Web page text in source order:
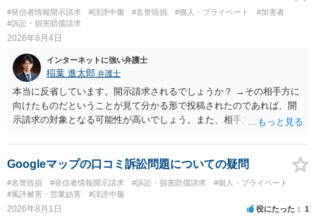
#発信者情報開示請求 #誹謗中傷 #名誉毀損 #個人・プライベート
#加害者
#訴訟・損害賠償請求
2026年8月4日
インターネットに強い弁護士
稲葉 進太郎 弁護士
本当に反省しています。開示請求されるでしょうか？ →その相手方に
向けたものだということが見て分かる形で投稿されたのであれば、開
示請求の対象となる可能性が高いでしょう。また、相手方の投稿した
と存じます。発信者情報開示請求が進むと、投稿に使った回線の契約
者のところに、意見照会がなされます。アカウント情報開示の場合
は、アカウントの登録メールに意見照会がなされます。 また、された
場合賠償金はいくらでしょうか。 →ケースバイケースであり、数万円
から１００万単位まで様々でしょう。裁判外であれば交渉して相手方
Googleマップの口コミ訴訟問題についての疑問
#名誉毀損 #発信者情報開示請求 #訴訟・損害賠償請求
#個人・プライベート
#風評被害・営業妨害
#誹謗中傷
2026年8月1日 役にたった 1